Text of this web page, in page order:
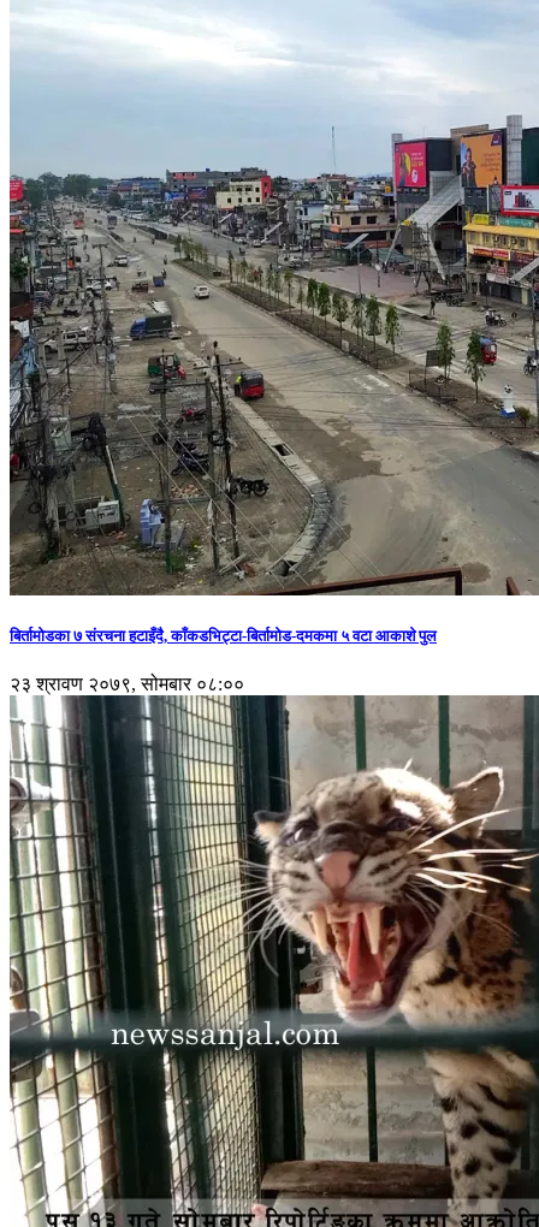
बिर्तामोडका ७ संरचना हटाइँदै, काँकडभिट्टा-बिर्तामोड-दमकमा ५ वटा आकाशे पुल
२३ श्रावण २०७९, सोमबार ०८:००